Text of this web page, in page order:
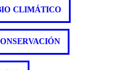
CLIMÁTICO